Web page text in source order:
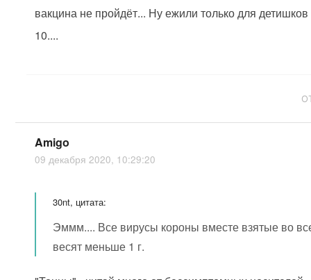
вакцина не пройдёт... Ну ежили только для детишков
10....
Amigo
09 декабря 2020, 10:29:20
30nt, цитата:
Эммм.... Все вирусы короны вместе взятые во
весят меньше 1 г.